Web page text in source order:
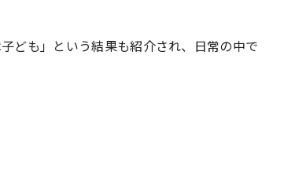
ども」という結果も紹介され、日常の中で